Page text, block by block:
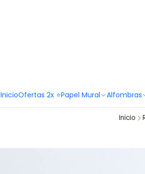
InicioOfertas 2x ⭐Papel Mural Alfombras
Hola PortaldecoLover✨
Inicio